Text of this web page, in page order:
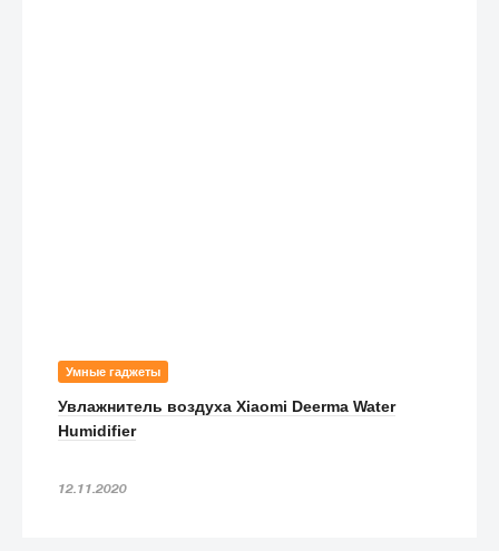
Умные гаджеты
Увлажнитель воздуха Xiaomi Deerma Water
Humidifier
12.11.2020